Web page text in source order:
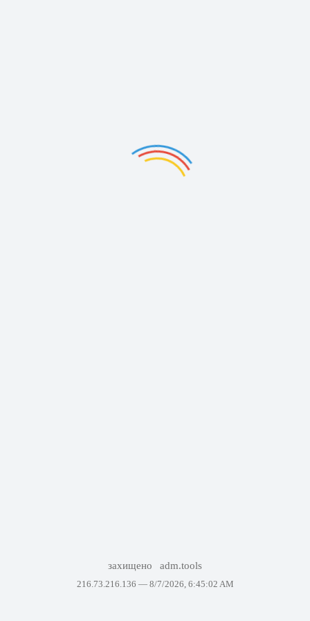
захищено adm.tools
216.73.216.136 — 8/7/2026, 6:45:02 AM